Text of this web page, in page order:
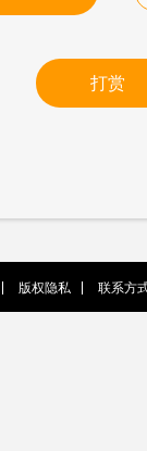
打赏
版权隐私 联系方